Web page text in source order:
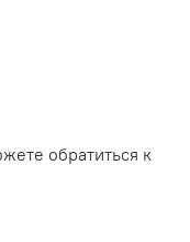
обратиться к